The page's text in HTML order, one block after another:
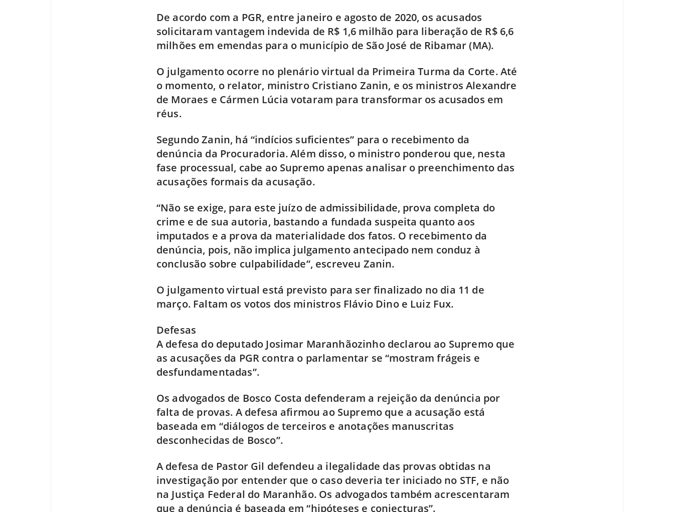
De acordo com a PGR, entre janeiro e agosto de 2020, os acusados
solicitaram vantagem indevida de R$ 1,6 milhão para liberação de R$ 6,6
milhões em emendas para o município de São José de Ribamar (MA).
O julgamento ocorre no plenário virtual da Primeira Turma da Corte. Até
o momento, o relator, ministro Cristiano Zanin, e os ministros Alexandre
de Moraes e Cármen Lúcia votaram para transformar os acusados em
réus.
Segundo Zanin, há “indícios suficientes” para o recebimento da
denúncia da Procuradoria. Além disso, o ministro ponderou que, nesta
fase processual, cabe ao Supremo apenas analisar o preenchimento das
acusações formais da acusação.
“Não se exige, para este juízo de admissibilidade, prova completa do
crime e de sua autoria, bastando a fundada suspeita quanto aos
imputados e a prova da materialidade dos fatos. O recebimento da
denúncia, pois, não implica julgamento antecipado nem conduz à
conclusão sobre culpabilidade”, escreveu Zanin.
O julgamento virtual está previsto para ser finalizado no dia 11 de
março. Faltam os votos dos ministros Flávio Dino e Luiz Fux.
Defesas
A defesa do deputado Josimar Maranhãozinho declarou ao Supremo que
as acusações da PGR contra o parlamentar se “mostram frágeis e
desfundamentadas”.
Os advogados de Bosco Costa defenderam a rejeição da denúncia por
falta de provas. A defesa afirmou ao Supremo que a acusação está
baseada em “diálogos de terceiros e anotações manuscritas
desconhecidas de Bosco”.
A defesa de Pastor Gil defendeu a ilegalidade das provas obtidas na
investigação por entender que o caso deveria ter iniciado no STF, e não
na Justiça Federal do Maranhão. Os advogados também acrescentaram
que a denúncia é baseada em “hipóteses e conjecturas”.